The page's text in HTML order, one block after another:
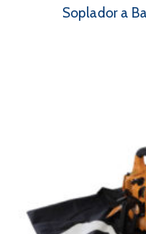
Soplador a